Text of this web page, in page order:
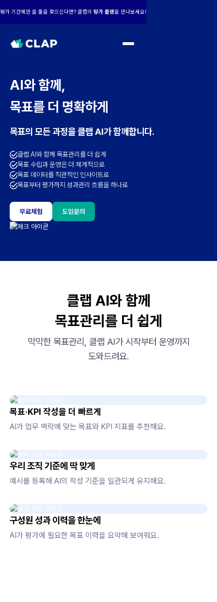
평가 기간에만 쓸 툴을 찾으신다면? 클랩의 평가 플랜을 만나보세요!
AI와 함께,
목표를 더 명확하게
목표의 모든 과정을 클랩 AI가 함께합니다.
클랩 AI와 함께 목표관리를 더 쉽게
목표 수립과 운영은 더 체계적으로
목표 데이터를 직관적인 인사이트로
목표부터 평가까지 성과관리 흐름을 하나로
무료체험 도입문의
클랩 AI와 함께
목표관리를 더 쉽게
막막한 목표관리, 클랩 AI가 시작부터 운영까지
도와드려요.
목표·KPI 작성을 더 빠르게
AI가 업무 맥락에 맞는 목표와 KPI 지표를 추천해요.
우리 조직 기준에 딱 맞게
예시를 등록해 AI의 작성 기준을 일관되게 유지해요.
구성원 성과 이력을 한눈에
AI가 평가에 필요한 목표 이력을 요약해 보여줘요.